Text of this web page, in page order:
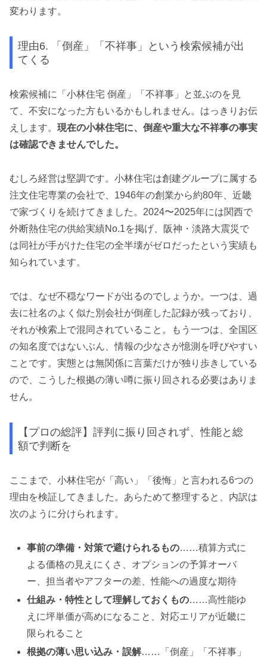
変わります。
理由6. 「倒産」「不祥事」という検索候補が出
てくる
検索候補に「小林住宅 倒産」「不祥事」と並ぶのを見
て、不安になった方もいるかもしれません。はっきりお伝
えします。 現在の小林住宅に、倒産や重大な不祥事の事実
は確認できませんでした。
むしろ経営は堅調です。小林住宅は創建グループに属する
注文住宅専業の会社で、1946年の創業から約80年、近畿
で家づくりを続けてきました。2024〜2025年には関西で
外断熱住宅の供給実績No.1を掲げ、阪神・淡路大震災で
は同社が手がけた住宅の全半壊がゼロだったという実績も
知られています。
では、なぜ不穏なワードが出るのでしょうか。一つは、過
去に社名のよく似た別会社が倒産した記録が残っており、
それが検索上で混同されていること。もう一つは、全国区
の知名度ではないぶん、情報の少なさが憶測を呼びやすい
ことです。実態とは無関係に言葉だけが独り歩きしている
ので、こうした根拠の薄い噂に振り回される必要はありま
せん。
【プロの総評】評判に振り回されず、性能と総
額で判断を
ここまで、小林住宅が「高い」「後悔」と言われる6つの
理由を検証してきました。あらためて整理すると、内訳は
次のように分けられます。
事前の準備・対策で避けられるもの……積算方式に
よる価格の見えにくさ、オプションの予算オーバ
ー、担当者やアフターの差、性能への過度な期待
仕組み・特性として理解しておくもの……高性能ゆ
えに坪単価が高めになること、対応エリアが近畿に
限られること
根拠の薄い思い込み・誤解……「倒産」「不祥事」